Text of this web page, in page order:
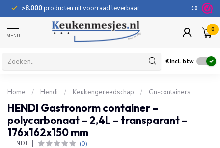
>8.000producten uit voorraad leverbaar 100
9.8
MENU
0
€Incl. btw
Home / Hendi / Keukengereedschap / Gn-containers
HENDI Gastronorm container –
polycarbonaat – 2,4L – transparant –
176x162x150 mm
HENDI (0)